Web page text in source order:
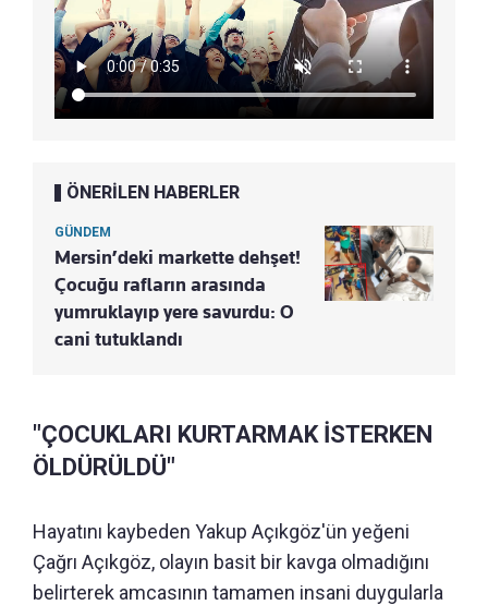
ÖNERİLEN HABERLER
GÜNDEM
Mersin’deki markette dehşet!
Çocuğu rafların arasında
yumruklayıp yere savurdu: O
cani tutuklandı
"ÇOCUKLARI KURTARMAK İSTERKEN
ÖLDÜRÜLDÜ"
Hayatını kaybeden Yakup Açıkgöz'ün yeğeni
Çağrı Açıkgöz, olayın basit bir kavga olmadığını
belirterek amcasının tamamen insani duygularla